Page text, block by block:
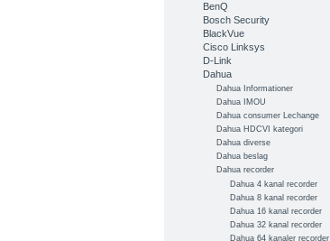
BenQ
Bosch Security
BlackVue
Cisco Linksys
D-Link
Dahua
Dahua Informationer
Dahua IMOU
Dahua consumer Lechange
Dahua HDCVI kategori
Dahua diverse
Dahua beslag
Dahua recorder
Dahua 4 kanal recorder
Dahua 8 kanal recorder
Dahua 16 kanal recorder
Dahua 32 kanal recorder
Dahua 64 kanaler recorder